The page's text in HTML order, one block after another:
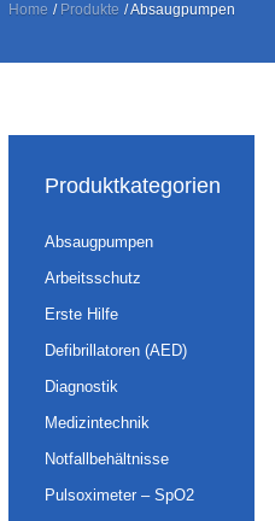
Home / Produkte /Absaugpumpen
Produktkategorien
Absaugpumpen
Arbeitsschutz
Erste Hilfe
Defibrillatoren (AED)
Diagnostik
Medizintechnik
Notfallbehältnisse
Pulsoximeter – SpO2